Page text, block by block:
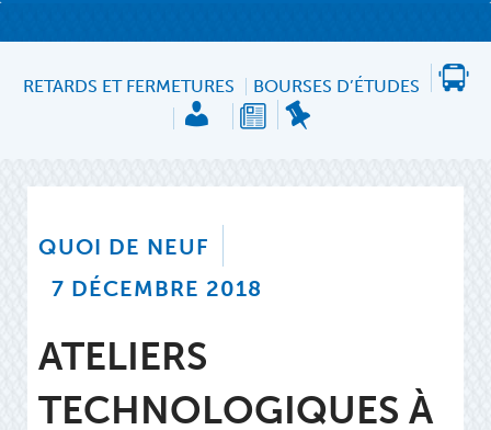
RETARDS ET FERMETURES BOURSES D’ÉTUDES
QUOI DE NEUF
7 DÉCEMBRE 2018
ATELIERS
TECHNOLOGIQUES À